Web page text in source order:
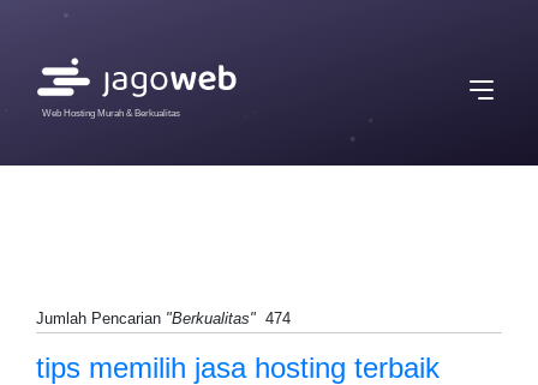
Web Hosting Murah & Berkualitas
Jumlah Pencarian "Berkualitas" 474
tips memilih jasa hosting terbaik